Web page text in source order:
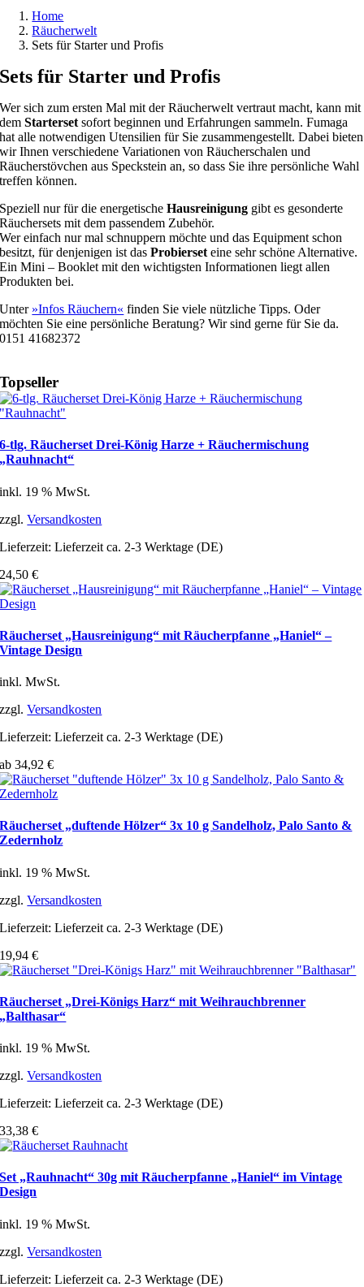
Home
Räucherwelt
Sets für Starter und Profis
Sets für Starter und Profis
Wer sich zum ersten Mal mit der Räucherwelt vertraut macht, kann mit
demStarterset sofort beginnen und Erfahrungen sammeln. Fumaga
hat alle notwendigen Utensilien für Sie zusammengestellt. Dabei bieten
wir Ihnen verschiedene Variationen von Räucherschalen und
Räucherstövchen aus Speckstein an, so dass Sie ihre persönliche Wahl
treffen können.
Speziell nur für die energetischeHausreinigung gibt es gesonderte
Räuchersets mit dem passendem Zubehör.
Wer einfach nur mal schnuppern möchte und das Equipment schon
besitzt, für denjenigen ist dasProbierset eine sehr schöne Alternative.
Ein Mini – Booklet mit den wichtigsten Informationen liegt allen
Produkten bei.
Unter »Infos Räuchern« finden Sie viele nützliche Tipps. Oder
möchten Sie eine persönliche Beratung? Wir sind gerne für Sie da.
0151 41682372
Topseller
6-tlg. Räucherset Drei-König Harze + Räuchermischung
„Rauhnacht“
inkl. 19 % MwSt.
zzgl.Versandkosten
Lieferzeit:Lieferzeit ca. 2-3 Werktage (DE)
24,50€
Räucherset „Hausreinigung“ mit Räucherpfanne „Haniel“ –
Vintage Design
inkl. MwSt.
zzgl.Versandkosten
Lieferzeit:Lieferzeit ca. 2-3 Werktage (DE)
ab34,92€
Räucherset „duftende Hölzer“ 3x 10 g Sandelholz, Palo Santo &
Zedernholz
inkl. 19 % MwSt.
zzgl.Versandkosten
Lieferzeit:Lieferzeit ca. 2-3 Werktage (DE)
19,94€
Räucherset „Drei-Königs Harz“ mit Weihrauchbrenner
„Balthasar“
inkl. 19 % MwSt.
zzgl.Versandkosten
Lieferzeit:Lieferzeit ca. 2-3 Werktage (DE)
33,38€
Set „Rauhnacht“ 30g mit Räucherpfanne „Haniel“ im Vintage
Design
inkl. 19 % MwSt.
zzgl.Versandkosten
Lieferzeit:Lieferzeit ca. 2-3 Werktage (DE)